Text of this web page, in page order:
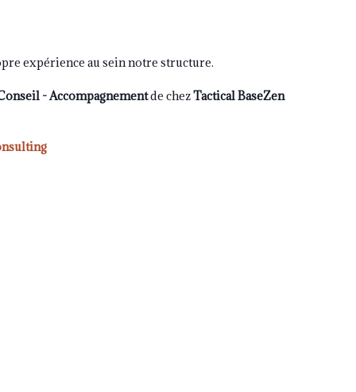
expérience au sein notre structure.
- Accompagnementde chezTactical BaseZen